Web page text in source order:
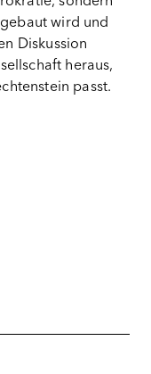
wird und
Diskussion
heraus,
passt.